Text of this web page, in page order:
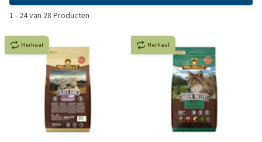
1 - 24van 28 Producten
Herhaal Herhaal